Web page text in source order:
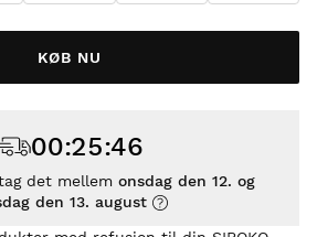
KØB NU
00:25:46
det mellem onsdag den 12. og
den 13. august